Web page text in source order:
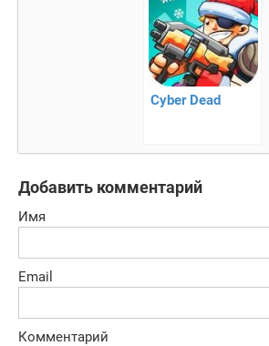
Cyber Dead
Добавить комментарий
Имя
Email
Комментарий